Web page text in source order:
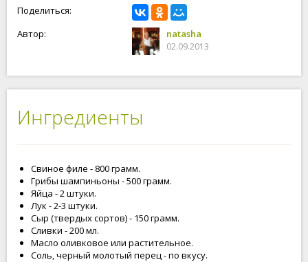
Поделиться:
Автор:
natasha
02.09.2013
Ингредиенты
Свиное филе - 800 грамм.
Грибы шампиньоны - 500 грамм.
Яйца - 2 штуки.
Лук - 2-3 штуки.
Сыр (твердых сортов) - 150 грамм.
Сливки - 200 мл.
Масло оливковое или растительное.
Соль, черный молотый перец - по вкусу.